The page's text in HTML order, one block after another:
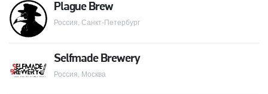
Plague Brew
Россия, Санкт-Петербург
Selfmade Brewery
Россия, Москва